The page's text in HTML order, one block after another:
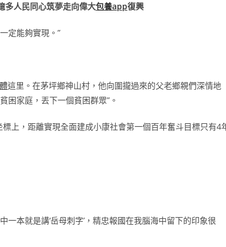
人民同心筑夢走向偉大包養app復興
定能夠實現。”
這里。在茅坪鄉神山村，他向圍攏過來的父老鄉親們深情地
困家庭，丟下一個貧困群眾”。
上，距離實現全面建成小康社會第一個百年奮斗目標只有4
一本就是講‘岳母刺字’，精忠報國在我腦海中留下的印象很